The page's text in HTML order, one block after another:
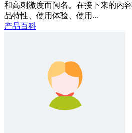
和高刺激度而闻名。在接下来的内
品特性、使用体验、使用...
产品百科